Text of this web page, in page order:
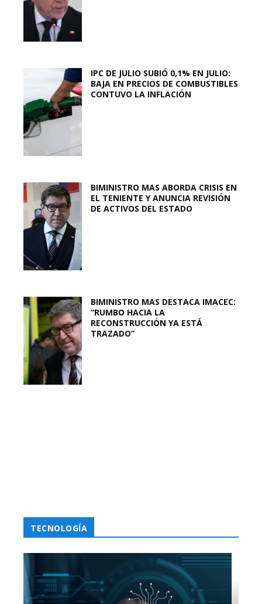
IPC DE JULIO SUBIÓ 0,1% EN JULIO:
BAJA EN PRECIOS DE COMBUSTIBLES
CONTUVO LA INFLACIÓN
BIMINISTRO MAS ABORDA CRISIS EN
EL TENIENTE Y ANUNCIA REVISIÓN
DE ACTIVOS DEL ESTADO
BIMINISTRO MAS DESTACA IMACEC:
“RUMBO HACIA LA
RECONSTRUCCIÓN YA ESTÁ
TRAZADO”
TECNOLOGÍA